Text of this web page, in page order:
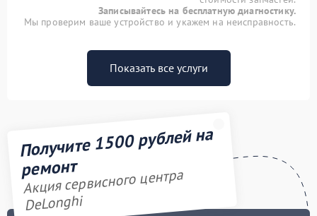
Записывайтесь на бесплатную диагностику.
Мы проверим ваше устройство и укажем на неисправность.
Показать все услуги
Получите 1500 рублей на
ремонт
Акция сервисного центра
DeLonghi